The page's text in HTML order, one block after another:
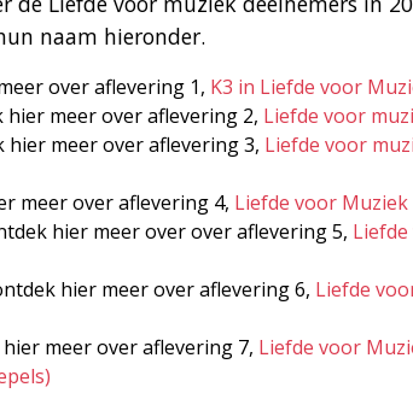
naam hieronder.
over aflevering 1, K3 in Liefde voor
hier meer over aflevering 2, Liefde voor
hier meer over aflevering 3, Liefde voor
meer over aflevering 4, Liefde voor Muziek
hier meer over over aflevering 5, Liefde
hier meer over aflevering 6, Liefde
meer over aflevering 7, Liefde voor